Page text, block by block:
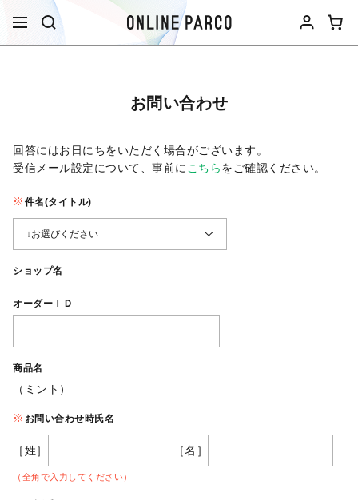
お問い合わせ
回答にはお日にちをいただく場合がございます。
受信メール設定について、事前に こちらをご確認ください。​
件名(タイトル)
ショップ名
オーダーＩＤ
商品名
（ミント）
お問い合わせ時氏名
［姓］ ［名］
（全角で入力してください）